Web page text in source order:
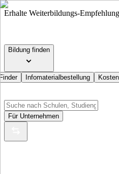
Erhalte Weiterbildungs-
Bildung finden
Infomaterialbestellung
Für Unternehmen